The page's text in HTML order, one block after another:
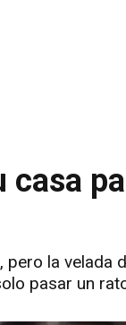
la
pasar un